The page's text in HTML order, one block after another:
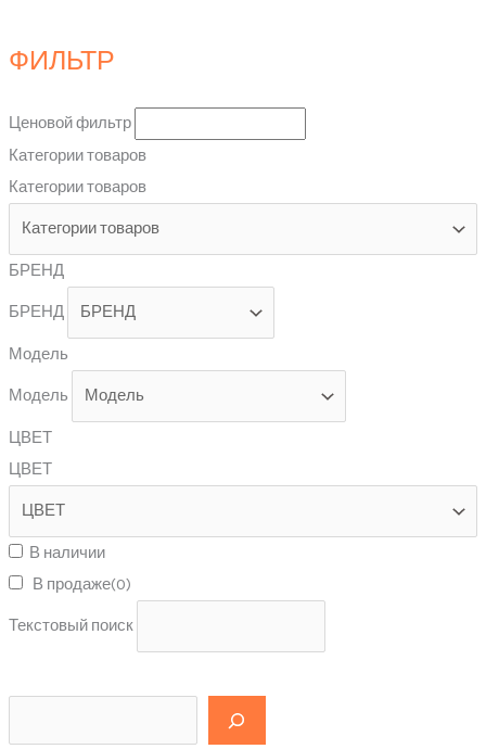
ФИЛЬТР
Ценовой фильтр
Категории товаров
Категории товаров
БРЕНД
БРЕНД
Модель
Модель
ЦВЕТ
ЦВЕТ
В наличии
В продаже(0)
Текстовый поиск